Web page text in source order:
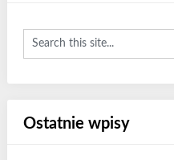
Ostatnie wpisy